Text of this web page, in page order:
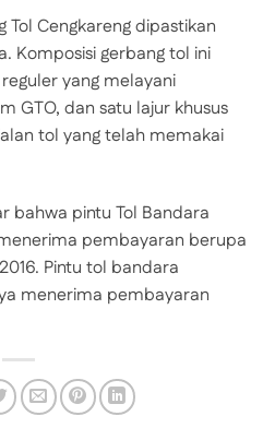
Tol Cengkareng dipastikan
Komposisi gerbang tol ini
yang melayani
GTO, dan satu lajur khusus
tol yang telah memakai
bahwa pintu Tol Bandara
pembayaran berupa
Pintu tol bandara
menerima pembayaran